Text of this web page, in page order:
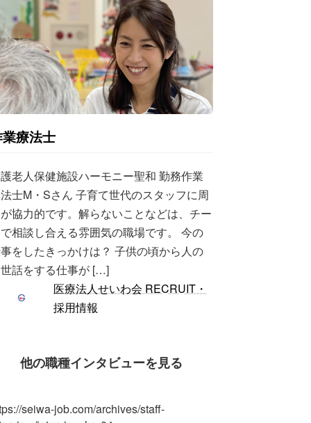
療法士
老人保健施設ハーモニー聖和 勤務作業
士M・Sさん 子育て世代のスタッフに周
協力的です。解らないことなどは、チー
相談し合える雰囲気の職場です。 今の
をしたきっかけは？ 子供の頃から人の
話をする仕事が […]
医療法人せいわ会 RECRUIT・
採用情報
他の職種インタビューを見る
seiwa-job.com/archives/staff-